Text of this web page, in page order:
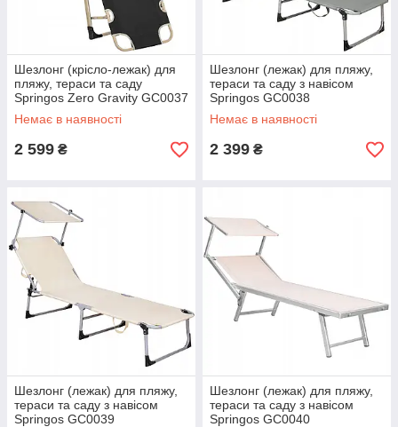
Шезлонг (крісло-лежак) для
пляжу, тераси та саду
Springos Zero Gravity GC0037
Немає в наявності
2 599 ₴
Шезлонг (лежак) для пляжу,
тераси та саду з навісом
Springos GC0038
Немає в наявності
2 399 ₴
Шезлонг (лежак) для пляжу,
тераси та саду з навісом
Springos GC0039
Шезлонг (лежак) для пляжу,
тераси та саду з навісом
Springos GC0040